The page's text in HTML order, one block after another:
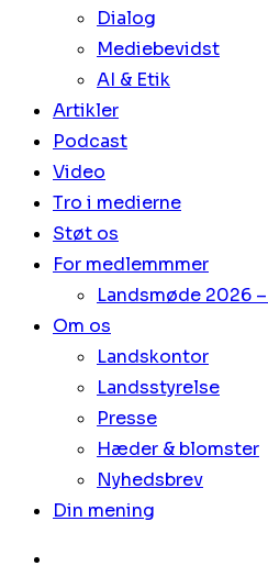
Dialog
Mediebevidst
AI & Etik
Artikler
Podcast
Video
Tro i medierne
Støt os
For medlemmmer
Landsmøde 2026 –
Om os
Landskontor
Landsstyrelse
Presse
Hæder & blomster
Nyhedsbrev
Din mening